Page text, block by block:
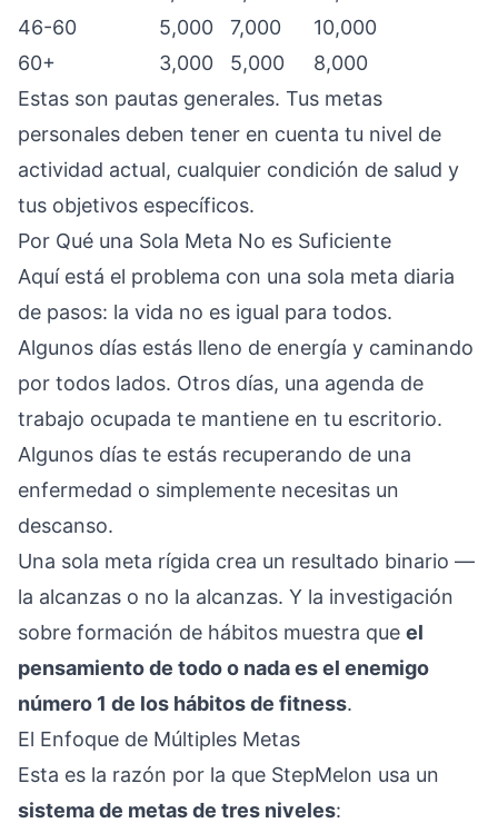
46-60
5,000 7,000
10,000
60+
3,000 5,000
8,000
Estas son pautas generales. Tus metas
personales deben tener en cuenta tu nivel de
actividad actual, cualquier condición de salud y
tus objetivos específicos.
Por Qué una Sola Meta No es Suficiente
Aquí está el problema con una sola meta diaria
de pasos: la vida no es igual para todos.
Algunos días estás lleno de energía y caminando
por todos lados. Otros días, una agenda de
trabajo ocupada te mantiene en tu escritorio.
Algunos días te estás recuperando de una
enfermedad o simplemente necesitas un
descanso.
Una sola meta rígida crea un resultado binario —
la alcanzas o no la alcanzas. Y la investigación
sobre formación de hábitos muestra que el
pensamiento de todo o nada es el enemigo
número 1 de los hábitos de fitness.
El Enfoque de Múltiples Metas
Esta es la razón por la que StepMelon usa un
sistema de metas de tres niveles: